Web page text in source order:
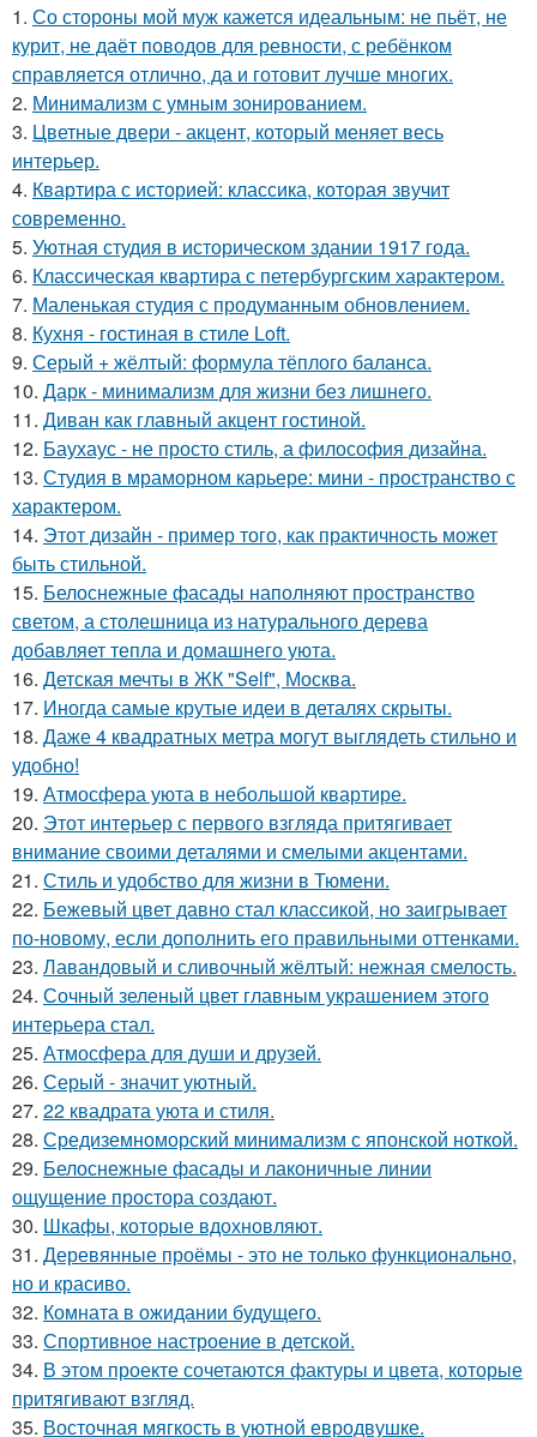
1. Со стороны мой муж кажется идеальным: не пьёт, не
курит, не даёт поводов для ревности, с ребёнком
справляется отлично, да и готовит лучше многих.
2. Минимализм с умным зонированием.
3. Цветные двери - акцент, который меняет весь
интерьер.
4. Квартира с историей: классика, которая звучит
современно.
5. Уютная студия в историческом здании 1917 года.
6. Классическая квартира с петербургским характером.
7. Маленькая студия с продуманным обновлением.
8. Кухня - гостиная в стиле Loft.
9. Серый + жёлтый: формула тёплого баланса.
10. Дарк - минимализм для жизни без лишнего.
11. Диван как главный акцент гостиной.
12. Баухаус - не просто стиль, а философия дизайна.
13. Студия в мраморном карьере: мини - пространство с
характером.
14. Этот дизайн - пример того, как практичность может
быть стильной.
15. Белоснежные фасады наполняют пространство
светом, а столешница из натурального дерева
добавляет тепла и домашнего уюта.
16. Детская мечты в ЖК "Self", Москва.
17. Иногда самые крутые идеи в деталях скрыты.
18. Даже 4 квадратных метра могут выглядеть стильно и
удобно!
19. Атмосфера уюта в небольшой квартире.
20. Этот интерьер с первого взгляда притягивает
внимание своими деталями и смелыми акцентами.
21. Стиль и удобство для жизни в Тюмени.
22. Бежевый цвет давно стал классикой, но заигрывает
по-новому, если дополнить его правильными оттенками.
23. Лавандовый и сливочный жёлтый: нежная смелость.
24. Сочный зеленый цвет главным украшением этого
интерьера стал.
25. Атмосфера для души и друзей.
26. Серый - значит уютный.
27. 22 квадрата уюта и стиля.
28. Средиземноморский минимализм с японской ноткой.
29. Белоснежные фасады и лаконичные линии
ощущение простора создают.
30. Шкафы, которые вдохновляют.
31. Деревянные проёмы - это не только функционально,
но и красиво.
32. Комната в ожидании будущего.
33. Спортивное настроение в детской.
34. В этом проекте сочетаются фактуры и цвета, которые
притягивают взгляд.
35. Восточная мягкость в уютной евродвушке.